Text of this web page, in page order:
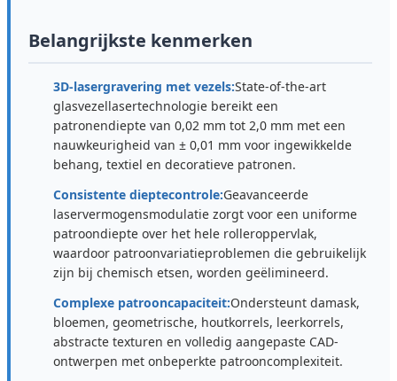
Belangrijkste kenmerken
3D-lasergravering met vezels:State-of-the-art
glasvezellasertechnologie bereikt een
patronendiepte van 0,02 mm tot 2,0 mm met een
nauwkeurigheid van ± 0,01 mm voor ingewikkelde
behang, textiel en decoratieve patronen.
Consistente dieptecontrole:Geavanceerde
laservermogensmodulatie zorgt voor een uniforme
patroondiepte over het hele rolleroppervlak,
waardoor patroonvariatieproblemen die gebruikelijk
zijn bij chemisch etsen, worden geëlimineerd.
Complexe patrooncapaciteit:Ondersteunt damask,
bloemen, geometrische, houtkorrels, leerkorrels,
abstracte texturen en volledig aangepaste CAD-
ontwerpen met onbeperkte patrooncomplexiteit.